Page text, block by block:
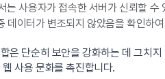
사용자가 접속한 서버가 신뢰할 수
데이터가 변조되지 않았음을 확인하
단순히 보안을 강화하는 데 그치
사용 문화를 촉진합니다.